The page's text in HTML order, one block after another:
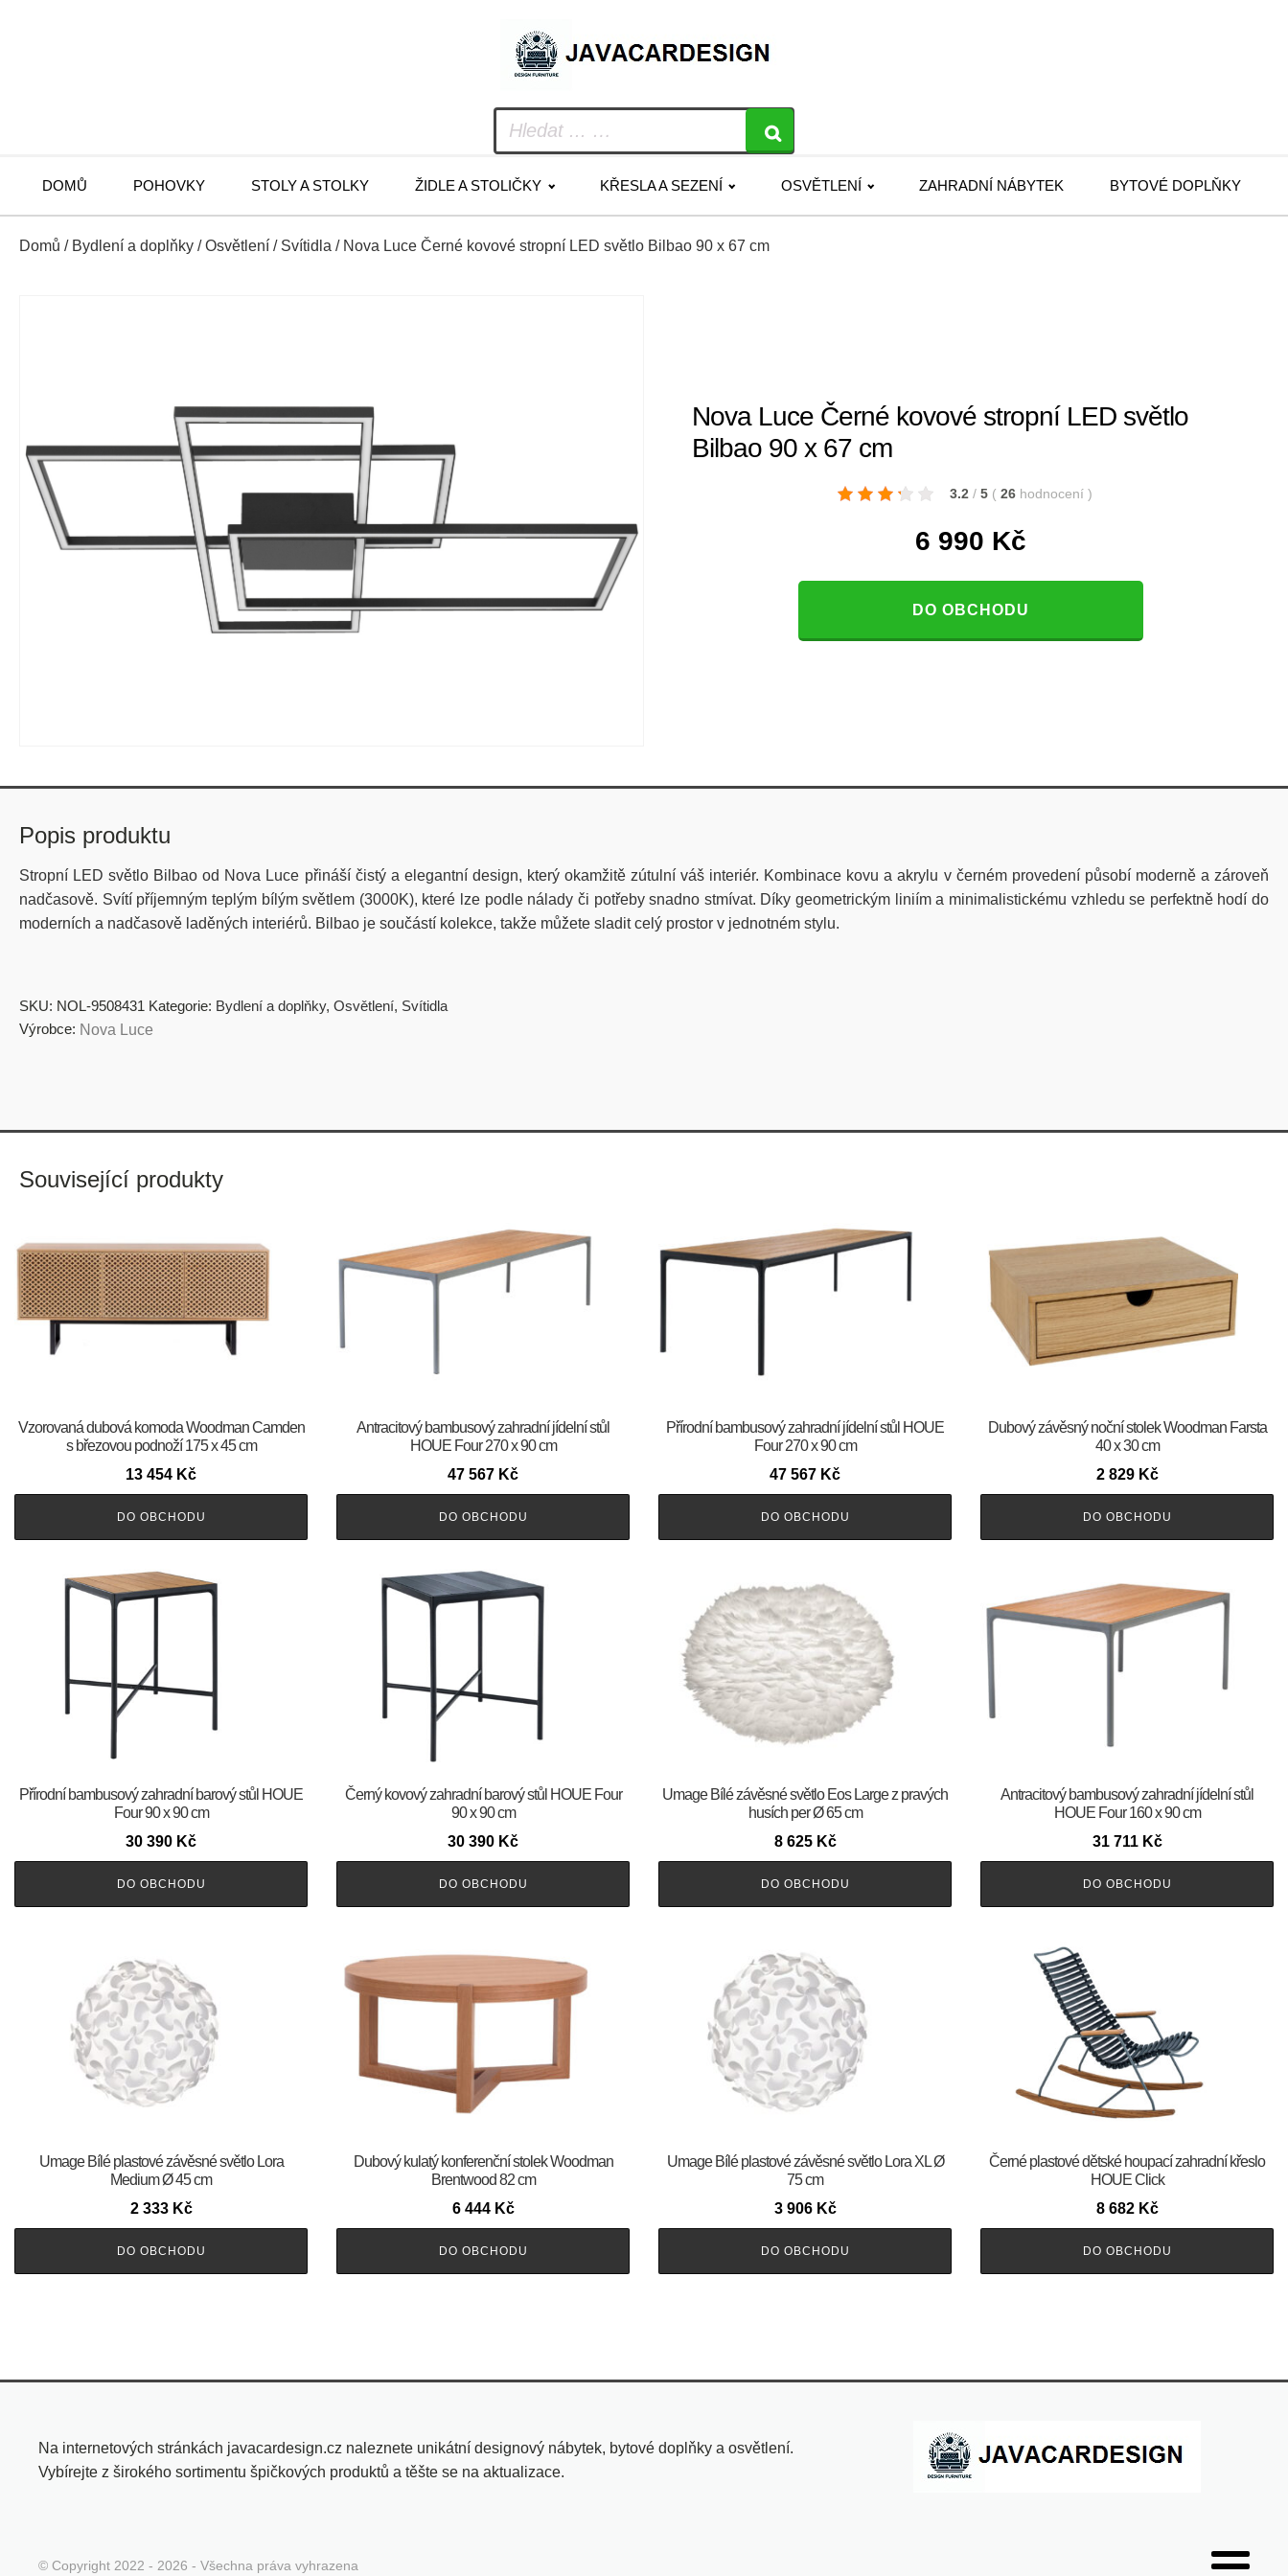
DOMŮ POHOVKY STOLY A STOLKY ŽIDLE A STOLIČKY KŘESLA A SEZENÍ OSVĚTLENÍ ZAHRADNÍ NÁBYTEK BYTOVÉ DOPLŇKY
Domů / Bydlení a doplňky /Osvětlení / Svítidla / Nova Luce Černé kovové stropní LED světlo Bilbao 90 x 67 cm
Nova Luce Černé kovové stropní LED světlo
Bilbao 90 x 67 cm
3.2 / 5 ( 26 hodnocení )
6 990 Kč
DO OBCHODU
Popis produktu
Stropní LED světlo Bilbao od Nova Luce přináší čistý a elegantní design, který okamžitě zútulní váš interiér. Kombinace kovu a akrylu v černém provedení působí moderně a zároveň
nadčasově. Svítí příjemným teplým bílým světlem (3000K), které lze podle nálady či potřeby snadno stmívat. Díky geometrickým liniím a minimalistickému vzhledu se perfektně hodí do
moderních a nadčasově laděných interiérů. Bilbao je součástí kolekce, takže můžete sladit celý prostor v jednotném stylu.
SKU: NOL-9508431 Kategorie: Bydlení a doplňky, Osvětlení, Svítidla
Výrobce: Nova Luce
Související produkty
Vzorovaná dubová komoda Woodman Camden
s březovou podnoží 175 x 45 cm
13 454 Kč
DO OBCHODU
Antracitový bambusový zahradní jídelní stůl
HOUE Four 270 x 90 cm
47 567 Kč
DO OBCHODU
Přírodní bambusový zahradní jídelní stůl HOUE
Four 270 x 90 cm
47 567 Kč
DO OBCHODU
Dubový závěsný noční stolek Woodman Farsta
40 x 30 cm
2 829 Kč
DO OBCHODU
Přírodní bambusový zahradní barový stůl HOUE
Four 90 x 90 cm
30 390 Kč
DO OBCHODU
Černý kovový zahradní barový stůl HOUE Four
90 x 90 cm
30 390 Kč
DO OBCHODU
Umage Bílé závěsné světlo Eos Large z pravých
husích per Ø 65 cm
8 625 Kč
DO OBCHODU
Antracitový bambusový zahradní jídelní stůl
HOUE Four 160 x 90 cm
31 711 Kč
DO OBCHODU
Umage Bílé plastové závěsné světlo Lora
Medium Ø 45 cm
2 333 Kč
DO OBCHODU
Dubový kulatý konferenční stolek Woodman
Brentwood 82 cm
6 444 Kč
DO OBCHODU
Umage Bílé plastové závěsné světlo Lora XL Ø
75 cm
3 906 Kč
DO OBCHODU
Černé plastové dětské houpací zahradní křeslo
HOUE Click
8 682 Kč
DO OBCHODU
Na internetových stránkách javacardesign.cz naleznete unikátní designový nábytek, bytové doplňky a osvětlení.
Vybírejte z širokého sortimentu špičkových produktů a těšte se na aktualizace.
© Copyright 2022 - 2026 - Všechna práva vyhrazena